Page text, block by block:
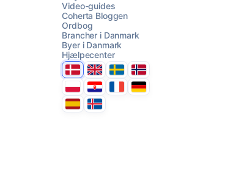
AI Campaign AssistVideo-guides
Coherta Bloggen
Ordbog
Brancher i Danmark
Byer i Danmark
Hjælpecenter
DanmarkUnited Kingdom
SverigeNorge
PolskaHrvatskaFranceDeutschland
EspanaÍsland